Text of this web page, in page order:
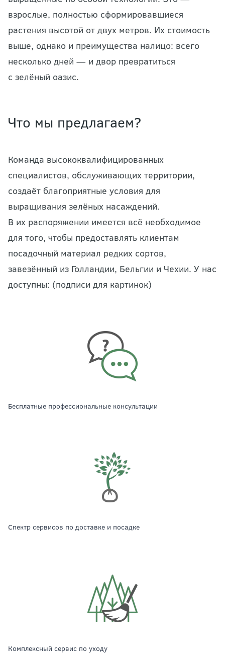
взрослые, полностью сформировавшиеся
растения высотой от двух метров. Их стоимость
выше, однако и преимущества налицо: всего
несколько дней — и двор превратиться
с зелёный оазис.
Что мы предлагаем?
Команда высококвалифицированных
специалистов, обслуживающих территории,
создаёт благоприятные условия для
выращивания зелёных насаждений.
В их распоряжении имеется всё необходимое
для того, чтобы предоставлять клиентам
посадочный материал редких сортов,
завезённый из Голландии, Бельгии и Чехии. У нас
доступны: (подписи для картинок)
Бесплатные профессиональные консультации
Спектр сервисов по доставке и посадке
Комплексный сервис по уходу